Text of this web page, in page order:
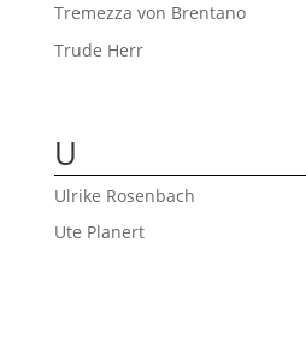
Tremezza von Brentano
Trude Herr
U
Ulrike Rosenbach
Ute Planert